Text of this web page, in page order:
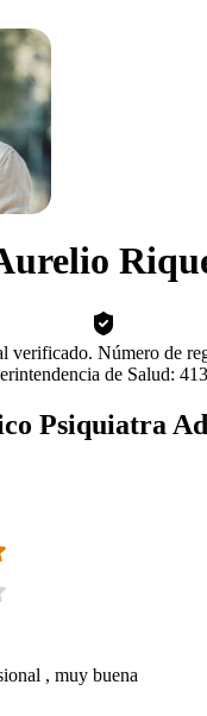
verificado. Número de
de Salud:
Psiquiatra
, muy buena